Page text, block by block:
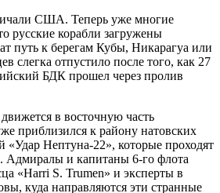
США. Теперь уже многие
русские корабли загружены
путь к берегам Кубы, Никарагуа или
слегка отпустило после того, как 27
БДК прошел через пролив
в восточную часть
приблизился к району натовских
«Удар Нептуна-22», которые проходят
Адмиралы и капитаны 6-го флота
«Harri S. Trumen» и эксперты в
куда направляются эти странные